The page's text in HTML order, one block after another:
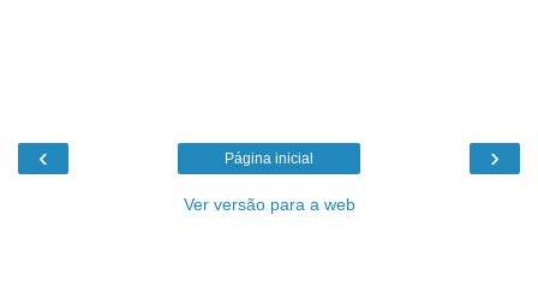
‹ ›
Página inicial
Ver versão para a web